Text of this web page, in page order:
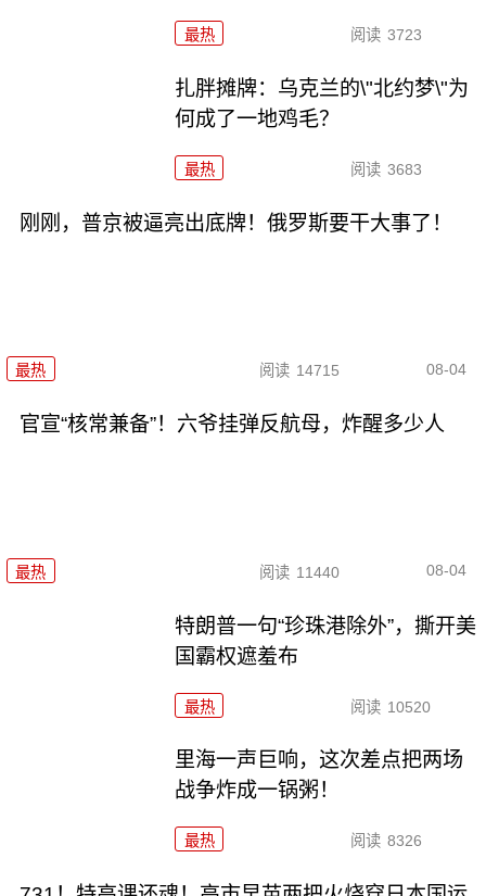
最热 阅读 3723
扎胖摊牌：乌克兰的\"北约梦\"为
何成了一地鸡毛？
最热 阅读 3683
刚刚，普京被逼亮出底牌！俄罗斯要干大事了！
最热 阅读 14715 08-04
官宣“核常兼备”！六爷挂弹反航母，炸醒多少人
最热 阅读 11440 08-04
特朗普一句“珍珠港除外”，撕开美
国霸权遮羞布
最热 阅读 10520
里海一声巨响，这次差点把两场
战争炸成一锅粥！
最热 阅读 8326